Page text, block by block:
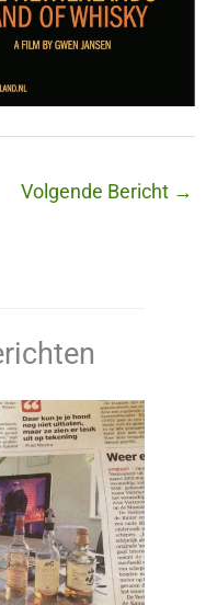
Volgende Bericht →